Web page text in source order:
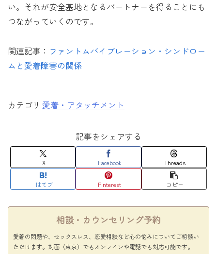
い。それが安全基地となるパートナーを得ることにも
つながっていくのです。
関連記事： ファントムバイブレーション・シンドロー
ムと愛着障害の関係
愛着・アタッチメント
記事をシェアする
X Facebook Threads
はてブ Pinterest コピー
相談・カウンセリング予約
愛着の問題や、セックスレス、恋愛相談など心の悩みについてご相談い
ただけます。対面（東京）でもオンラインや電話でも対応可能です。